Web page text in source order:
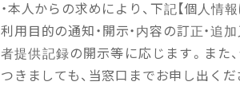
・本人からの求めにより、下記【個人情
利用目的の通知・開示・内容の訂正・追
者提供記録の開示等に応じます。また
つきましても、当窓口までお申し出くだ